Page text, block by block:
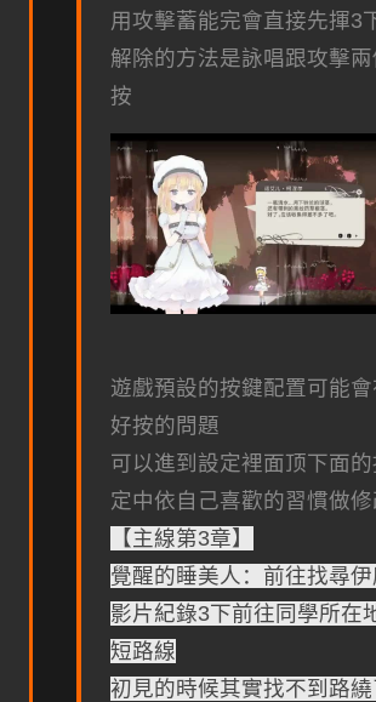
用攻擊蓄能完會直接先揮3
解除的方法是詠唱跟攻擊
按
遊戲預設的按鍵配置可能
好按的問題
可以進到設定裡面顶下面
定中依自己喜歡的習慣做修
【主線第3章】
覺醒的睡美人：前往找尋
影片紀錄3下前往同學所在
短路線
初見的時候其實找不到路